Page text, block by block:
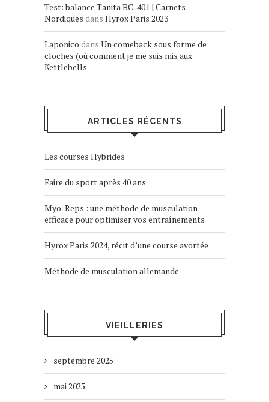
Test: balance Tanita BC-401 | Carnets
Nordiques dans Hyrox Paris 2023
Laponico dans Un comeback sous forme de
cloches (où comment je me suis mis aux
Kettlebells
ARTICLES RÉCENTS
Les courses Hybrides
Faire du sport après 40 ans
Myo-Reps : une méthode de musculation
efficace pour optimiser vos entraînements
Hyrox Paris 2024, récit d’une course avortée
Méthode de musculation allemande
VIEILLERIES
septembre 2025
mai 2025